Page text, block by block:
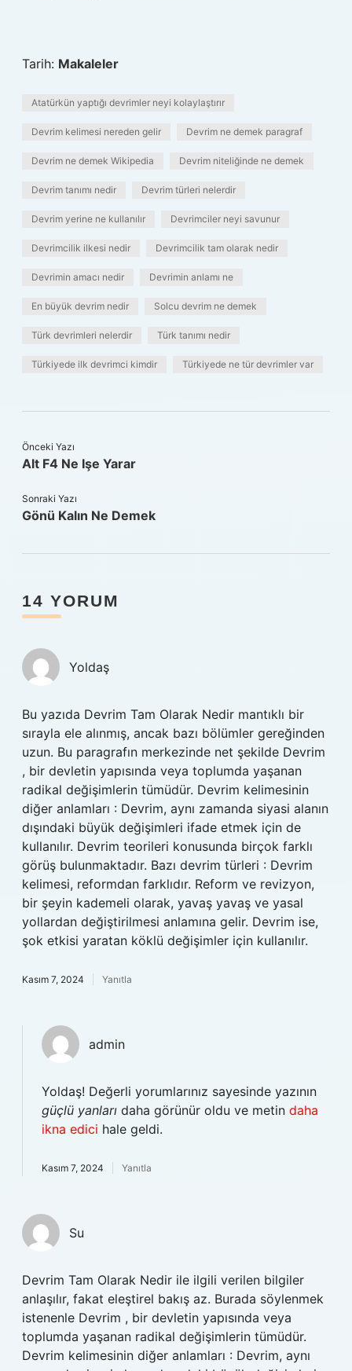
Tarih: Makaleler
Atatürkün yaptığı devrimler neyi kolaylaştırır
Devrim kelimesi nereden gelir Devrim ne demek paragraf
Devrim ne demek Wikipedia Devrim niteliğinde ne demek
Devrim tanımı nedir Devrim türleri nelerdir
Devrim yerine ne kullanılır Devrimciler neyi savunur
Devrimcilik ilkesi nedir Devrimcilik tam olarak nedir
Devrimin amacı nedir Devrimin anlamı ne
En büyük devrim nedir Solcu devrim ne demek
Türk devrimleri nelerdir Türk tanımı nedir
Türkiyede ilk devrimci kimdir Türkiyede ne tür devrimler var
Önceki Yazı
Alt F4 Ne Işe Yarar
Sonraki Yazı
Gönü Kalın Ne Demek
14 YORUM
Yoldaş
Bu yazıda Devrim Tam Olarak Nedir mantıklı bir
sırayla ele alınmış, ancak bazı bölümler gereğinden
uzun. Bu paragrafın merkezinde net şekilde Devrim
, bir devletin yapısında veya toplumda yaşanan
radikal değişimlerin tümüdür. Devrim kelimesinin
diğer anlamları : Devrim, aynı zamanda siyasi alanın
dışındaki büyük değişimleri ifade etmek için de
kullanılır. Devrim teorileri konusunda birçok farklı
görüş bulunmaktadır. Bazı devrim türleri : Devrim
kelimesi, reformdan farklıdır. Reform ve revizyon,
bir şeyin kademeli olarak, yavaş yavaş ve yasal
yollardan değiştirilmesi anlamına gelir. Devrim ise,
şok etkisi yaratan köklü değişimler için kullanılır.
Kasım 7, 2024 Yanıtla
admin
Yoldaş! Değerli yorumlarınız sayesinde yazının
güçlü yanları daha görünür oldu ve metin daha
ikna edici hale geldi.
Kasım 7, 2024 Yanıtla
Su
Devrim Tam Olarak Nedir ile ilgili verilen bilgiler
anlaşılır, fakat eleştirel bakış az. Burada söylenmek
istenenle Devrim , bir devletin yapısında veya
toplumda yaşanan radikal değişimlerin tümüdür.
Devrim kelimesinin diğer anlamları : Devrim, aynı